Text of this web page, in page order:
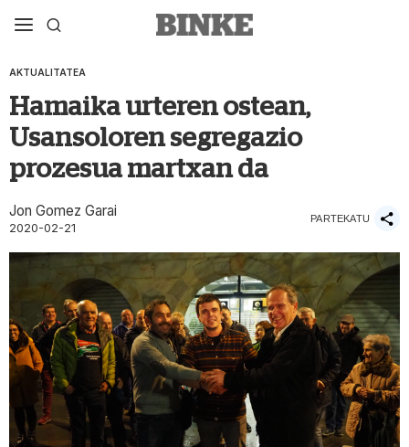
AKTUALITATEA
Hamaika urteren ostean,
Usansoloren segregazio
prozesua martxan da
Jon Gomez Garai
2020-02-21
PARTEKATU